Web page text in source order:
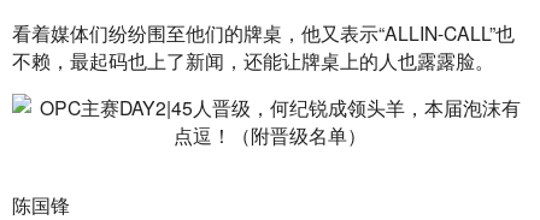
看着媒体们纷纷围至他们的牌桌，他又表示“ALLIN-CALL”也
不赖，最起码也上了新闻，还能让牌桌上的人也露露脸。
陈国锋